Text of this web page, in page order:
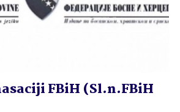
FBiH (Sl.n.FBiH